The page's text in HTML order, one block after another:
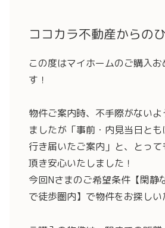
ココカラ不動産からの
この度はマイホームのご購入
す！
物件ご案内時、不手際がない
ましたが「事前・内見当日と
行き届いたご案内」と、とっ
頂き安心いたしました！
今回Nさまのご希望条件【閑静
で徒歩圏内】で物件をお探しい